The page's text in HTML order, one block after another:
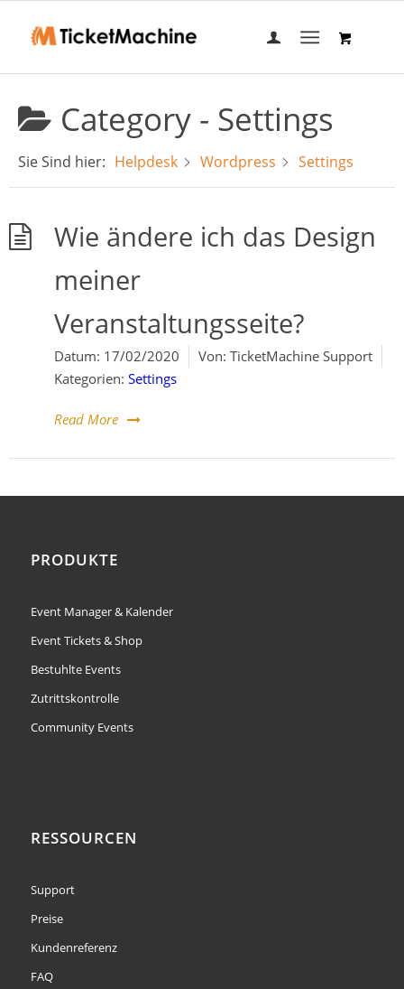
Category - Settings
Sie Sind hier: Helpdesk Wordpress Settings
Wie ändere ich das Design
meiner
Veranstaltungsseite?
Datum: 17/02/2020 Von: TicketMachine Support
Kategorien: Settings
Read More
PRODUKTE
Event Manager & Kalender
Event Tickets & Shop
Bestuhlte Events
Zutrittskontrolle
Community Events
RESSOURCEN
Support
Preise
Kundenreferenz
FAQ